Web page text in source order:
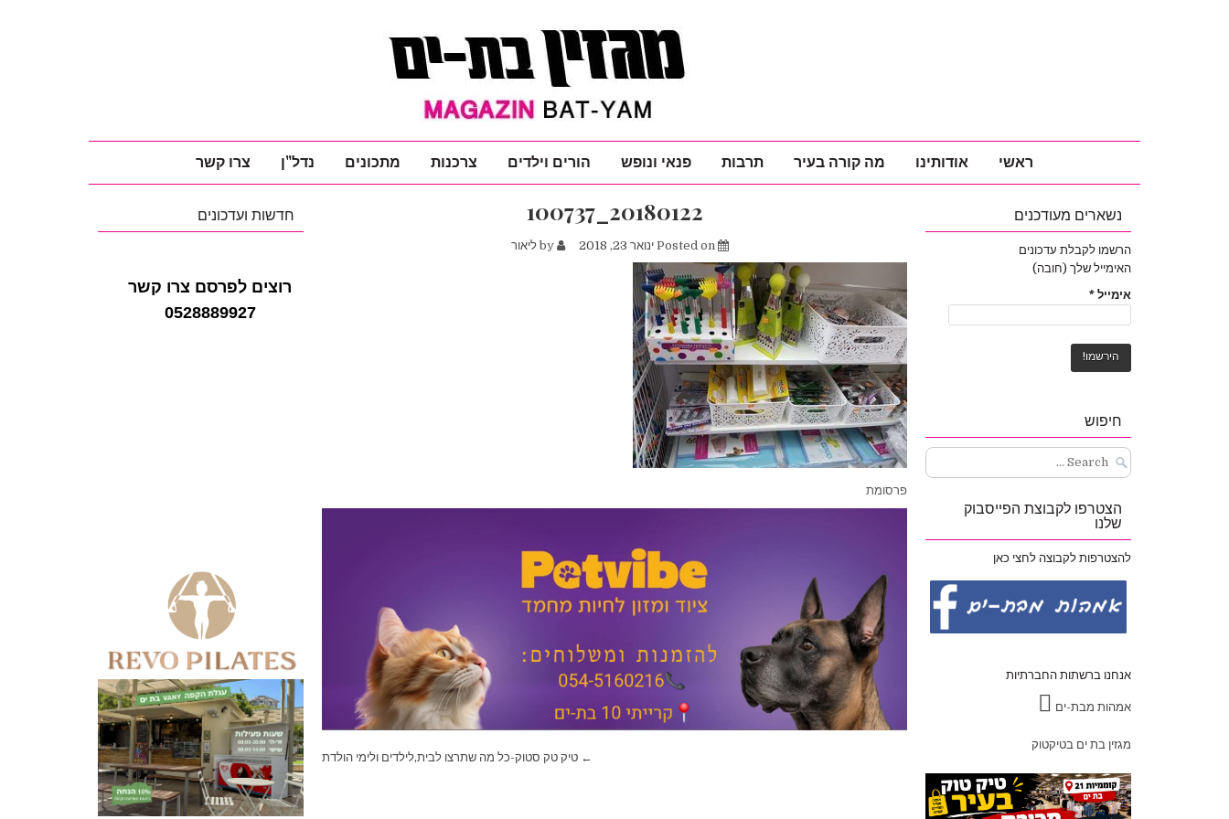
ראשי אודותינו מה קורה בעיר תרבות פנאי ונופש הורים וילדים צרכנות מתכונים נדל"ן צרו קשר
20180122_100737
ינואר 23, 2018 ליאור
פרסומת
← טיק טק סטוק-כל מה שתרצו לבית,לילדים ולימי הולדת
חדשות ועדכונים
רוצים לפרסם צרו קשר
0528889927
נשארים מעודכנים
הרשמו לקבלת עדכונים
האימייל שלך (חובה)
אימייל *
חיפוש
Search
for:
הצטרפו לקבוצת הפייסבוק
שלנו
להצטרפות לקבוצה לחצי כאן
אנחנו ברשתות החברתיות
אמהות מבת-ים
מגזין בת ים בטיקטוק